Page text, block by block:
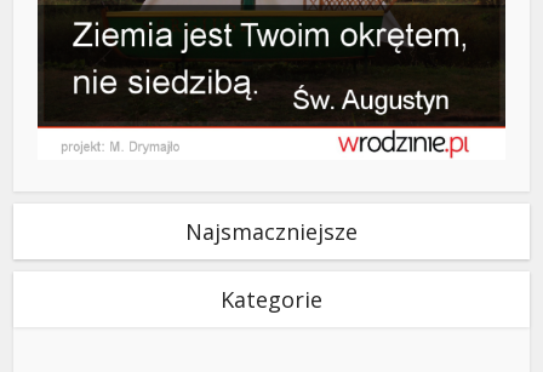
Najsmaczniejsze
Kategorie